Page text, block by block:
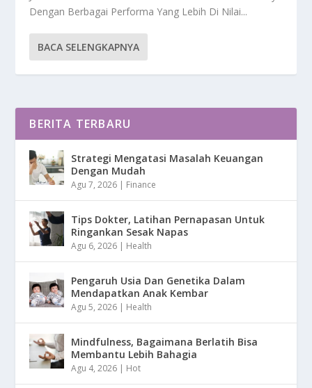
Dengan Berbagai Performa Yang Lebih Di Nilai...
BACA SELENGKAPNYA
BERITA TERBARU
Strategi Mengatasi Masalah Keuangan
Dengan Mudah
Agu 7, 2026 | Finance
Tips Dokter, Latihan Pernapasan Untuk
Ringankan Sesak Napas
Agu 6, 2026 | Health
Pengaruh Usia Dan Genetika Dalam
Mendapatkan Anak Kembar
Agu 5, 2026 | Health
Mindfulness, Bagaimana Berlatih Bisa
Membantu Lebih Bahagia
Agu 4, 2026 | Hot